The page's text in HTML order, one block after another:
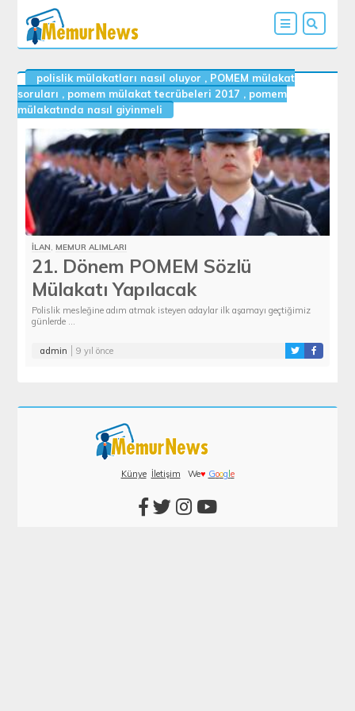
polislik mülakatları nasıl oluyor , POMEM mülakat
soruları , pomem mülakat tecrübeleri 2017 , pomem
mülakatında nasıl giyinmeli
İLAN,MEMUR ALIMLARI
21. Dönem POMEM Sözlü
Mülakatı Yapılacak
Polislik mesleğine adım atmak isteyen adaylar ilk aşamayı geçtiğimiz
günlerde ...
admin 9 yıl önce
Künye İletişim We♥ Goog e